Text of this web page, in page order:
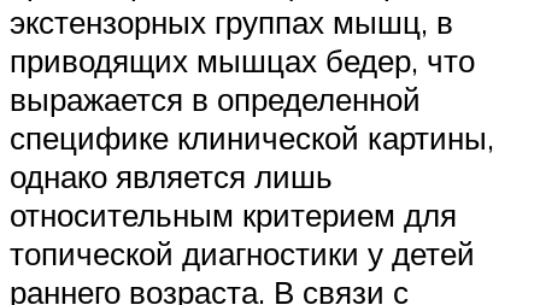
экстензорных группах мышц, в
приводящих мышцах бедер, что
выражается в определенной
специфике клинической картины,
однако является лишь
относительным критерием для
топической диагностики у детей
раннего возраста. В связи с